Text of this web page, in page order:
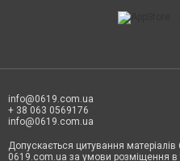
info@0619.com.ua
+ 38 063 0569176
info@0619.com.ua
Допускається цитування
0619.com.ua за умови розміщення в